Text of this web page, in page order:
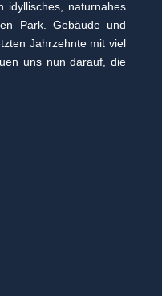
idyllisches, naturnahes
Park. Gebäude und
Jahrzehnte mit viel
uns nun darauf, die